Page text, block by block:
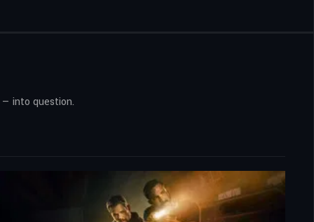
into question.